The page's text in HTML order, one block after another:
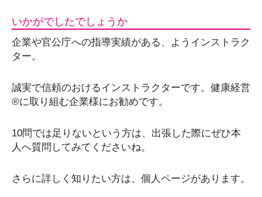
いかがでしたでしょうか
企業や官公庁への指導実績がある、ようインストラク
ター。
誠実で信頼のおけるインストラクターです。健康経営
®︎に取り組む企業様にお勧めです。
10問では足りないという方は、出張した際にぜひ本
人へ質問してみてくださいね。
さらに詳しく知りたい方は、個人ページがあります。